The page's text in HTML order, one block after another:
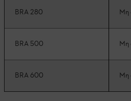
BRA 280 Μη
BRA 500 Μη
BRA 600 Μη